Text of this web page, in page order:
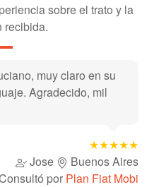
sobre el trato y la
recibida.
muy claro en su
Agradecido, mil
★★★★★
Jose
Buenos Aires
por Plan Fiat Mobi